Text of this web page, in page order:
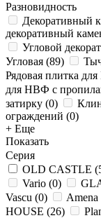
Разновидность
Декоративный
декоративный
Угловой
Угловая (89)
Рядовая плитка
для НВФ с
затирку (0)
ограждений (0)
+ Еще
Показать
Серия
OLD CASTLE (
Vario (0)
Vascu (0) Amena
HOUSE (26)